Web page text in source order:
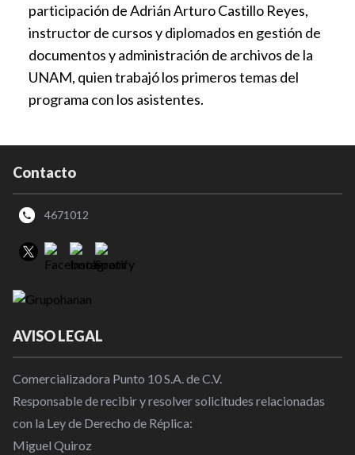
participación de Adrián Arturo Castillo Reyes,
instructor de cursos y diplomados en gestión de
documentos y administración de archivos de la
UNAM, quien trabajó los primeros temas del
programa con los asistentes.
Contacto
4671012
AVISO LEGAL
Comercializadora Punto 10 S.A. de C.V.
Responsable de recibir y resolver solicitudes relacionadas
con la Ley de Derecho de Réplica:
Miguel Quiroz